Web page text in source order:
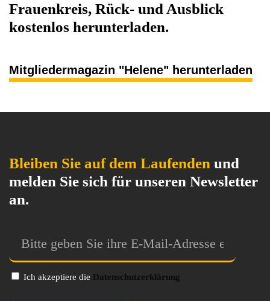
Frauenkreis, Rück- und Ausblick
kostenlos herunterladen.
Mitgliedermagazin "Helene" herunterladen
Bleiben Sie auf dem Laufenden und
melden Sie sich für unseren Newsletter
an.
Ich akzeptiere die Datenschutzerklärung